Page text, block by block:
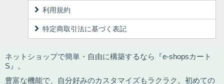
利用規約
特定商取引法に基づく表記
ネットショップで簡単・自由に構築するなら『e-shopsカート
S』。
豊富な機能で、自分好みのカスタマイズもラクラク。初めての